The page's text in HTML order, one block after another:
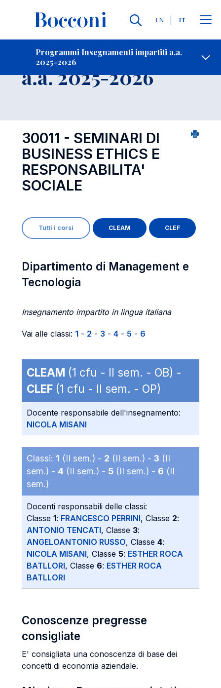
Lingue
EN IT
Programmi Insegnamenti impartiti a.a.
2025-2026
Contatti
Insegnamento
a.a. 2025-2026
30011 - SEMINARI DI
BUSINESS ETHICS E
RESPONSABILITA'
SOCIALE
Tutti i corsi CLEAM CLEF
Dipartimento di Management e
Tecnologia
Insegnamento impartito in lingua italiana
Vai alle classi: 1 - 2 - 3 - 4 - 5 - 6
CLEAM (1 cfu - II sem. - OB) -
CLEF (1 cfu - II sem. - OP)
Docente responsabile dell'insegnamento:
NICOLA MISANI
Classi: 1 (II sem.) - 2 (II sem.) - 3 (II
sem.) - 4 (II sem.) - 5 (II sem.) - 6 (II
sem.)
Docenti responsabili delle classi:
Classe 1: FRANCESCO PERRINI, Classe 2:
ANTONIO TENCATI, Classe 3:
ANGELOANTONIO RUSSO, Classe 4:
NICOLA MISANI, Classe 5: ESTHER ROCA
BATLLORI, Classe 6: ESTHER ROCA
BATLLORI
Conoscenze pregresse
consigliate
E' consigliata una conoscenza di base dei
concetti di economia aziendale.